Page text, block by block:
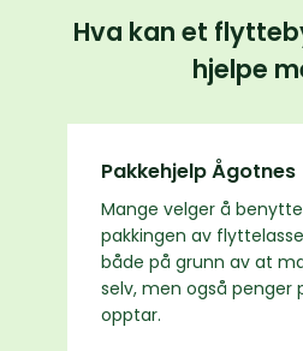
Hva kan et
hjelpe
Pakkehjelp Ågotnes
Mange velger å
pakkingen av
både på grunn av at
selv, men også penger
opptar.